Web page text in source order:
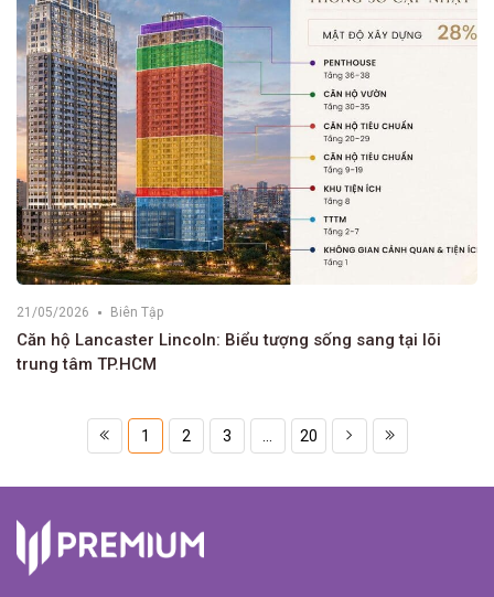
21/05/2026 Biên Tập
Căn hộ Lancaster Lincoln: Biểu tượng sống sang tại lõi
trung tâm TP.HCM
1 2 3 20